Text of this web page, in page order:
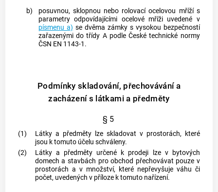
b)
posuvnou, sklopnou nebo rolovací ocelovou mříží s
parametry odpovídajícími ocelové mříži uvedené v
písmenu a) se dvěma zámky s vysokou bezpečností
zařazenými do třídy A podle České technické normy
ČSN EN 1143-1.
Podmínky skladování, přechovávání a
zacházení s látkami a předměty
§ 5
(1)
Látky a předměty lze skladovat v prostorách, které
jsou k tomuto účelu schváleny.
(2)
Látky a předměty určené k prodeji lze v bytových
domech a stavbách pro obchod přechovávat pouze v
prostorách a v množství, které nepřevyšuje váhu či
počet, uvedených v příloze k tomuto nařízení.